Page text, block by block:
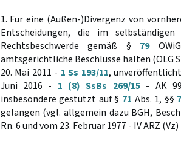
1. Für eine (Außen-)Divergenz von
Entscheidungen, die im
Rechtsbeschwerde gemäß § 79
amtsgerichtliche Beschlüsse halten (OLG
20. Mai 2011 - 1 Ss 193/11,
Juni 2016 - 1 (8) SsBs 269/15- AK
insbesondere gestützt auf § 71 Abs. 1, §§
gelangen (vgl. allgemein dazu BGH,
Rn. 6 und vom 23. Februar 1977 - IV ARZ (Vz)